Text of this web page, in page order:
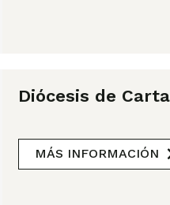
Diócesis de
MÁS INFORMACIÓN